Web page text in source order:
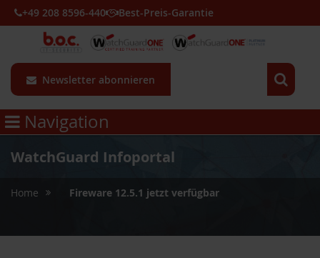
Newsletter abonnieren
+49 208 8596-440 Best-Preis-Garantie
Navigation
WatchGuard Infoportal
Home Fireware 12.5.1 jetzt verfügbar